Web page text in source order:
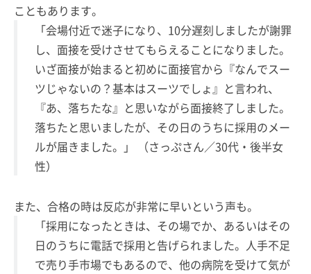
こともあります。
「会場付近で迷子になり、10分遅刻しましたが謝罪
し、面接を受けさせてもらえることになりました。
いざ面接が始まると初めに面接官から『なんでスー
ツじゃないの？基本はスーツでしょ』と言われ、
『あ、落ちたな』と思いながら面接終了しました。
落ちたと思いましたが、その日のうちに採用のメー
ルが届きました。」 （さっぷさん／30代・後半女
性）
また、合格の時は反応が非常に早いという声も。
「採用になったときは、その場でか、あるいはその
日のうちに電話で採用と告げられました。人手不足
で売り手市場でもあるので、他の病院を受けて気が